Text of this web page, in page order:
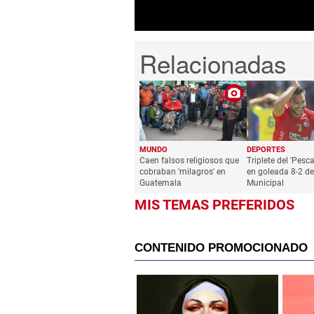
MUNDO
Caen falsos religiosos que
cobraban 'milagros' en
Guatemala
DEPORTES
Triplete del
en goleada 8-2 del
Municipal
MIS TEMAS PREFERIDOS